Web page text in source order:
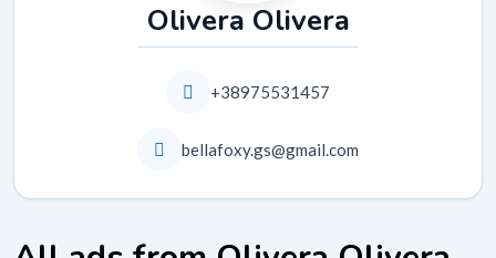
Olivera Olivera
+38975531457
bellafoxy.gs@gmail.com